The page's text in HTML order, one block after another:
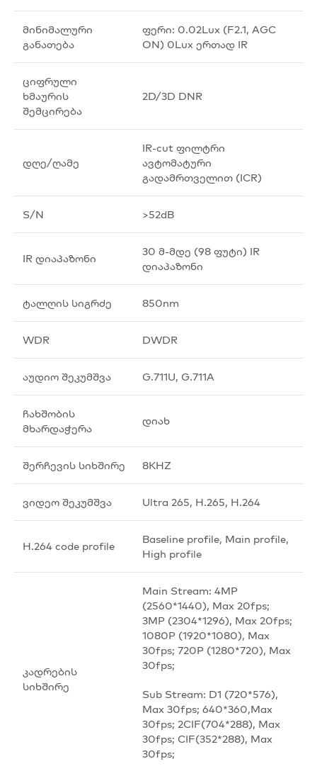
მინიმალური
განათება
ფერი: 0.02Lux (F2.1, AGC
ON) 0Lux ერთად IR
ციფრული
ხმაურის
შემცირება
2D/3D DNR
დღე/ღამე
IR-cut ფილტრი
ავტომატური
გადამრთველით (ICR)
S/N >52dB
IR დიაპაზონი
30 მ-მდე (98 ფუტი) IR
დიაპაზონი
ტალღის სიგრძე 850nm
WDR DWDR
აუდიო შეკუმშვა G.711U, G.711A
ჩახშობის
მხარდაჭერა
დიახ
შერჩევის სიხშირე 8KHZ
ვიდეო შეკუმშვა Ultra 265, H.265, H.264
H.264 code profile
Baseline profile, Main profile,
High profile
კადრების
სიხშირე
Main Stream: 4MP
(2560*1440), Max 20fps;
3MP (2304*1296), Max 20fps;
1080P (1920*1080), Max
30fps; 720P (1280*720), Max
30fps;
Sub Stream: D1 (720*576),
Max 30fps; 640*360,Max
30fps; 2CIF(704*288), Max
30fps; CIF(352*288), Max
30fps;